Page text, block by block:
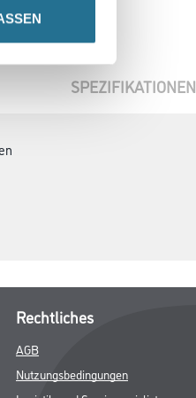
SPEZIFIKATIONEN
Rechtliches
AGB
Nutzungsbedingungen